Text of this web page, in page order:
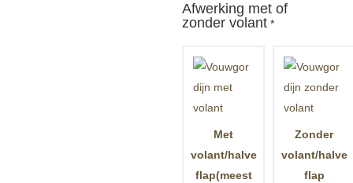
Afwerking met of
zonder volant *
Met
volant/halve
flap(meest
Zonder
volant/halve
flap